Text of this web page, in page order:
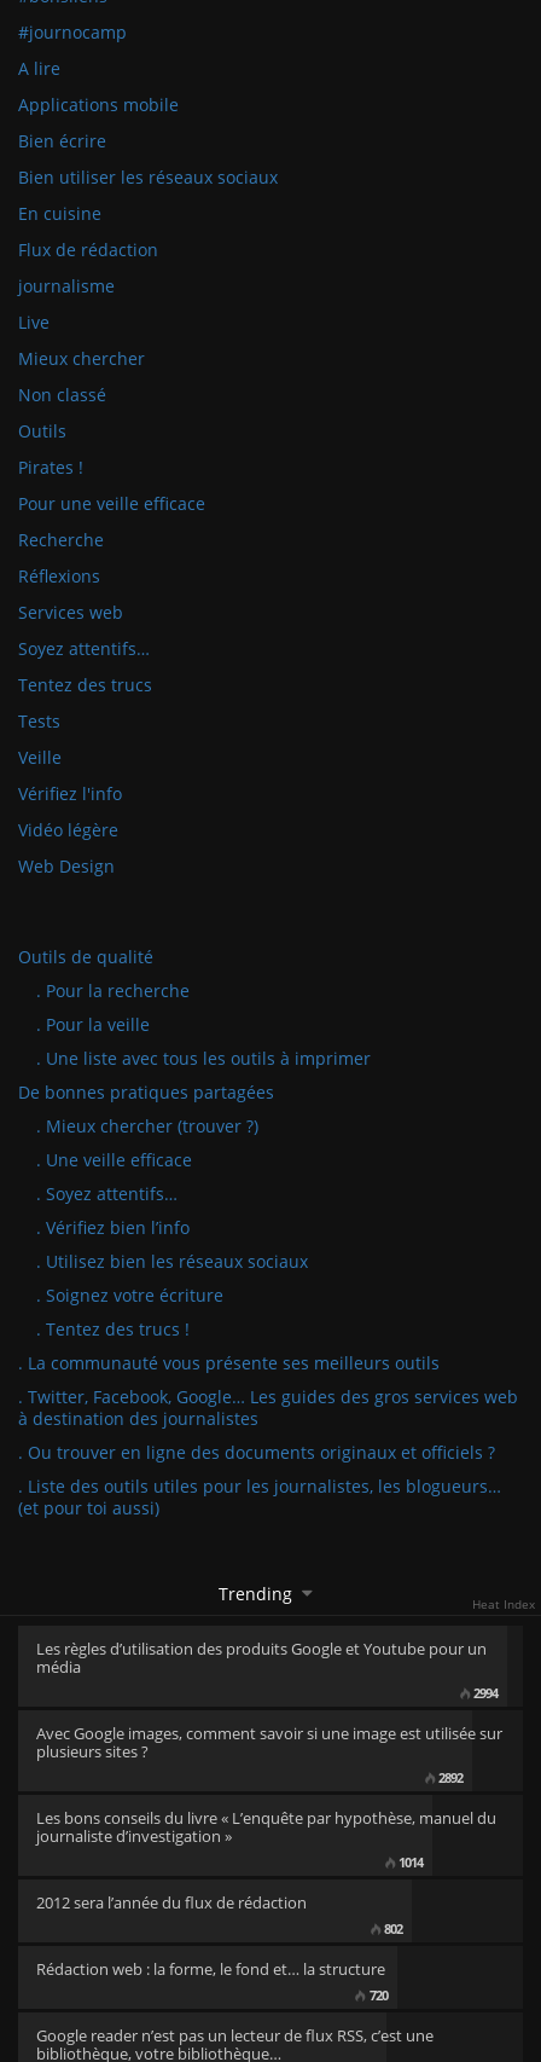
#journocamp
A lire
Applications mobile
Bien écrire
Bien utiliser les réseaux sociaux
En cuisine
Flux de rédaction
journalisme
Live
Mieux chercher
Non classé
Outils
Pirates !
Pour une veille efficace
Recherche
Réflexions
Services web
Soyez attentifs…
Tentez des trucs
Tests
Veille
Vérifiez l'info
Vidéo légère
Web Design
Outils de qualité
. Pour la recherche
. Pour la veille
. Une liste avec tous les outils à imprimer
De bonnes pratiques partagées
. Mieux chercher (trouver ?)
. Une veille efficace
. Soyez attentifs…
. Vérifiez bien l’info
. Utilisez bien les réseaux sociaux
. Soignez votre écriture
. Tentez des trucs !
. La communauté vous présente ses meilleurs outils
. Twitter, Facebook, Google… Les guides des gros services web
à destination des journalistes
. Ou trouver en ligne des documents originaux et officiels ?
. Liste des outils utiles pour les journalistes, les blogueurs…
(et pour toi aussi)
Trending Heat Index
Les règles d’utilisation des produits Google et Youtube pour un
média
2994
Avec Google images, comment savoir si une image est utilisée sur
plusieurs sites ?
2892
Les bons conseils du livre « L’enquête par hypothèse, manuel du
journaliste d’investigation »
1014
2012 sera l’année du flux de rédaction
802
Rédaction web : la forme, le fond et… la structure
720
Google reader n’est pas un lecteur de flux RSS, c’est une
bibliothèque, votre bibliothèque…